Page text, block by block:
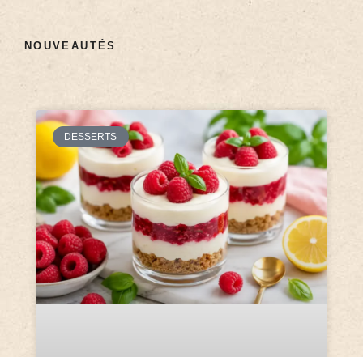
NOUVEAUTÉS
DESSERTS